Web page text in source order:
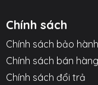
nhanh cho iP,
Có thể sạc
sạc thường).
Chính sách
Chính sách bảo hành
Chính sách bán hàng
Chính sách đổi trả